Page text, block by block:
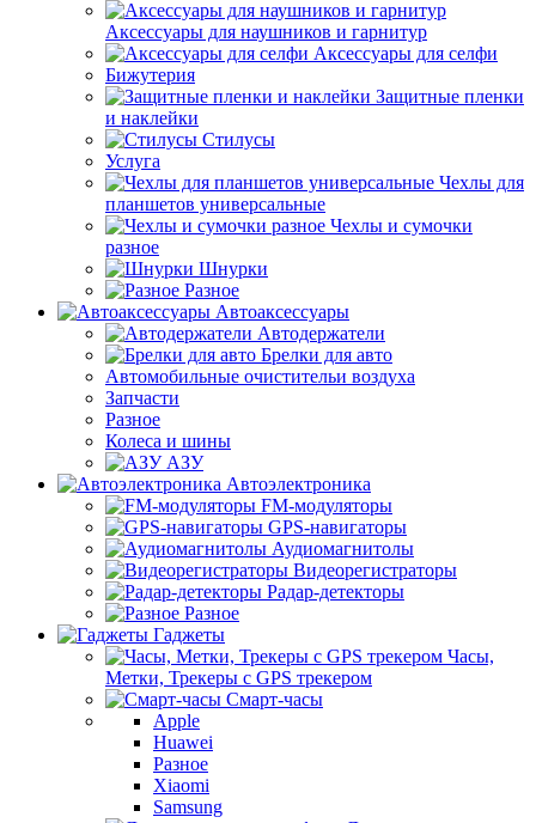
Аксессуары для наушников и гарнитур
Аксессуары для селфи
Бижутерия
Защитные пленки
и наклейки
Стилусы
Услуга
Чехлы для
планшетов универсальные
Чехлы и сумочки
разное
Шнурки
Разное
Автоаксессуары
Автодержатели
Брелки для авто
Автомобильные очистительи воздуха
Запчасти
Разное
Колеса и шины
АЗУ
Автоэлектроника
FM-модуляторы
GPS-навигаторы
Аудиомагнитолы
Видеорегистраторы
Радар-детекторы
Разное
Гаджеты
Часы,
Метки, Трекеры с GPS трекером
Смарт-часы
Apple
Huawei
Разное
Xiaomi
Samsung